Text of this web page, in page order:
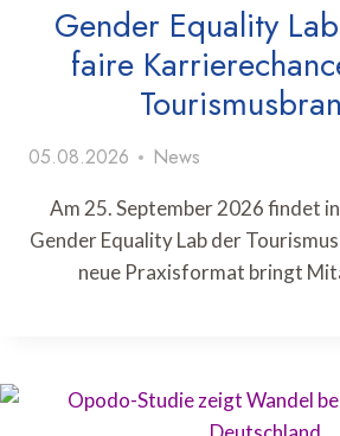
Gender Equality
faire
05.08.2026 News
Am 25. September 2026 findet
Gender Equality Lab der
neue Praxisformat bringt